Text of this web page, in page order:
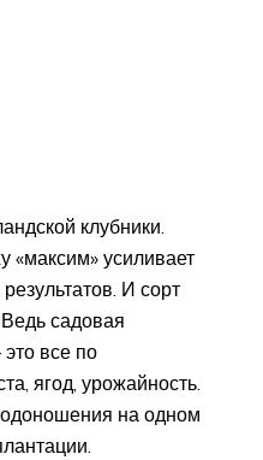
клубники.
«максим» усиливает
И сорт
садовая
все по
ягод, урожайность.
на одном